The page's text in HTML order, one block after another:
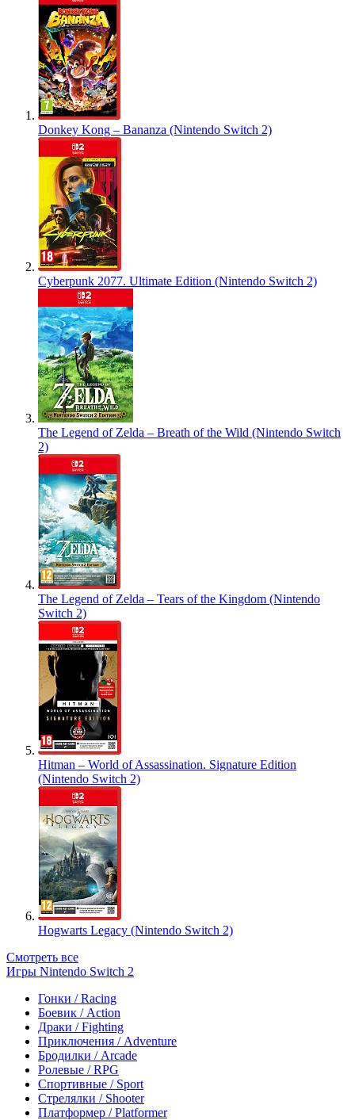
Donkey Kong – Bananza (Nintendo Switch 2)
Cyberpunk 2077. Ultimate Edition (Nintendo Switch 2)
The Legend of Zelda – Breath of the Wild (Nintendo Switch
2)
The Legend of Zelda – Tears of the Kingdom (Nintendo
Switch 2)
Hitman – World of Assassination. Signature Edition
(Nintendo Switch 2)
Hogwarts Legacy (Nintendo Switch 2)
Смотреть все
Игры Nintendo Switch 2
Гонки / Racing
Боевик / Action
Драки / Fighting
Приключения / Adventure
Бродилки / Arcade
Ролевые / RPG
Спортивные / Sport
Стрелялки / Shooter
Платформер / Platformer